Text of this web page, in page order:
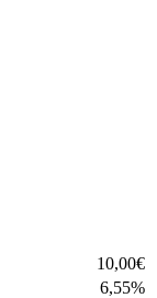
10,00€
6,55%